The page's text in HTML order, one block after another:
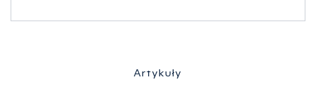
Artykuły
marketing